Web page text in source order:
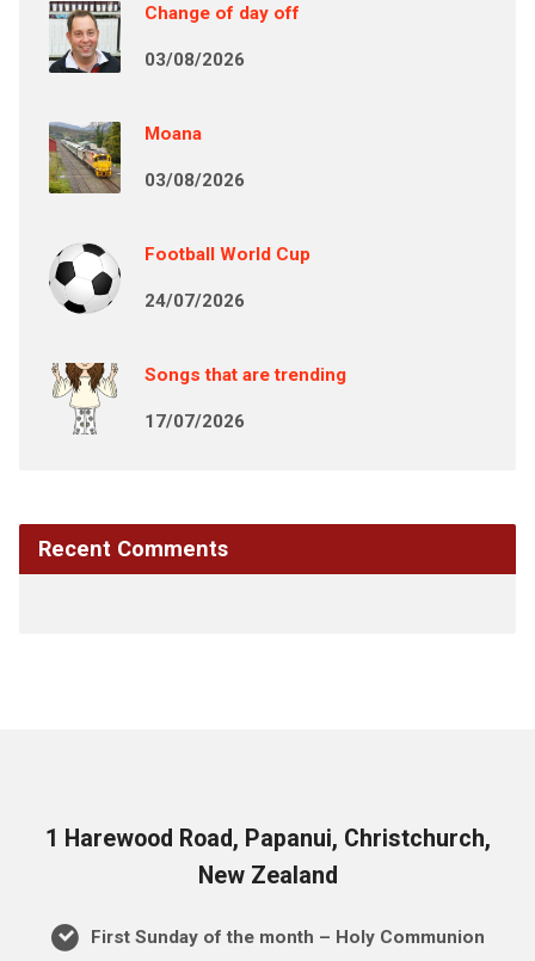
Change of day off
03/08/2026
Moana
03/08/2026
Football World Cup
24/07/2026
Songs that are trending
17/07/2026
Recent Comments
1 Harewood Road, Papanui, Christchurch,
New Zealand
First Sunday of the month – Holy Communion